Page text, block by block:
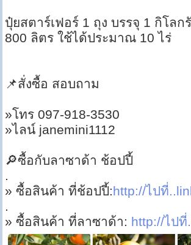
ปุ๋ยสตาร์เฟอร์ 1 ถุง บรรจุ 1 กิโล
800 ลิตร ใช้ได้ประมาณ 10 ไร่
📌สั่งซื้อ สอบถาม
»โทร 097-918-3530
»ไลน์ janemini1112
🔎ซื้อกับลาซาด้า ช้อปปี้
.
» ซื้อสินค้า ที่ช้อปปี้:http://ไปที่
.
» ซื้อสินค้า ที่ลาซาด้า: http://ไปที่